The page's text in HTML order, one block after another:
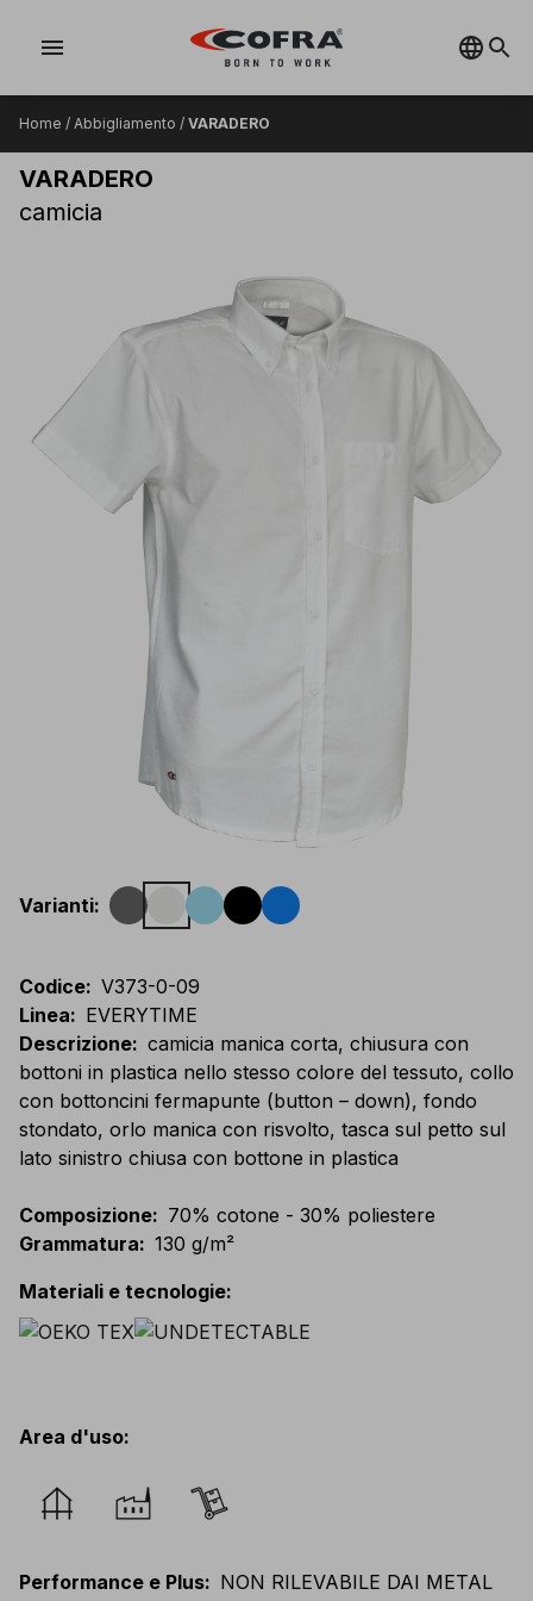
menu
Home / Abbigliamento / VARADERO
VARADERO
camicia
Varianti:
Codice: V373-0-09
Linea: EVERYTIME
Descrizione: camicia manica corta, chiusura con
bottoni in plastica nello stesso colore del tessuto, collo
con bottoncini fermapunte (button – down), fondo
stondato, orlo manica con risvolto, tasca sul petto sul
lato sinistro chiusa con bottone in plastica
Composizione: 70% cotone - 30% poliestere
Grammatura: 130 g/m²
Materiali e tecnologie:
Area d'uso:
Performance e Plus: NON RILEVABILE DAI METAL